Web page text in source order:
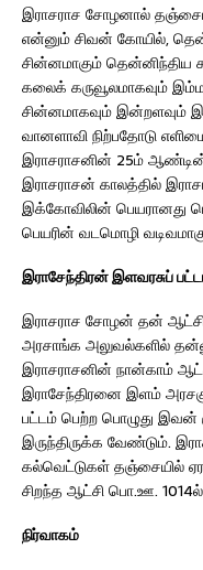
இராசராச சோழனால்
என்னும் சிவன் கோயில், தென்
சின்னமாகும் தென்னிந்திய
கலைக் கருவூலமாகவும்
சின்னமாகவும் இன்றளவும்
வானளாவி நிற்பதோடு
இராசராசனின் 25ம் ஆண்டின்
இராசராசன் காலத்தில்
இக்கோவிலின் பெயரானது
பெயரின் வடமொழி
இராசேந்திரன் இளவரசுப்
இராசராச சோழன் தன்
அரசாங்க அலுவல்களில்
இராசராசனின் நான்காம்
இராசேந்திரனை இளம்
பட்டம் பெற்ற பொழுது இவன்
இருந்திருக்க வேண்டும்.
கல்வெட்டுகள் தஞ்சையில்
சிறந்த ஆட்சி பொ.ஊ. 1014ல்
நிர்வாகம்